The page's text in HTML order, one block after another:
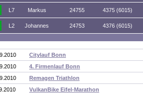
L7 Markus 24755 4375 (6015)
L2 Johannes 24753 4376 (6015)
Citylauf Bonn
4. Firmenlauf Bonn
Remagen Triathlon
VulkanBike Eifel-Marathon